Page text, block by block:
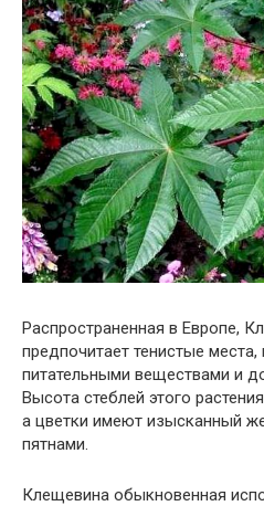
Распространенная в Европе,
предпочитает тенистые места,
питательными веществами и
Высота стеблей этого
а цветки имеют изысканный
пятнами.
Клещевина обыкновенная